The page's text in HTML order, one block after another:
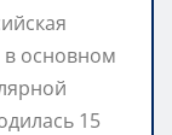
основном
15